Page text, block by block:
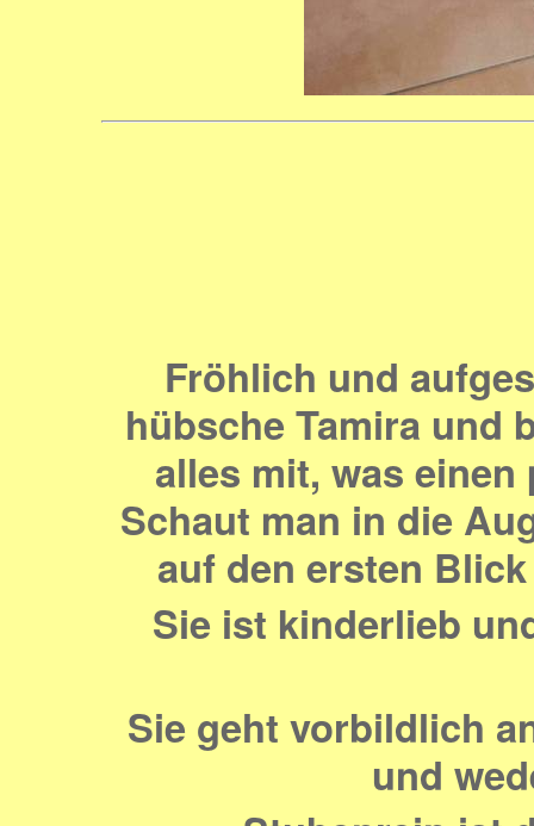
Fröhlich und
hübsche Tamira und
alles mit, was
Schaut man in die
auf den ersten
Sie ist kinderlieb
Sie geht vorbildlich
und